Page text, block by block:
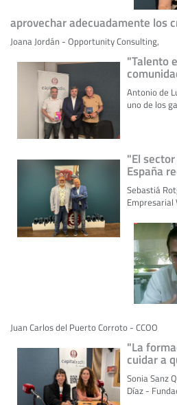
aprovechar adecuadamente los
Joana Jordán - Opportunity Consulting,
"Talento
Antonio de
uno de los
"El
España
Sebastiá
Empresarial
Juan Carlos del Puerto Corroto - CCOO
"La
cuidar a
Sonia Sanz
Díaz -